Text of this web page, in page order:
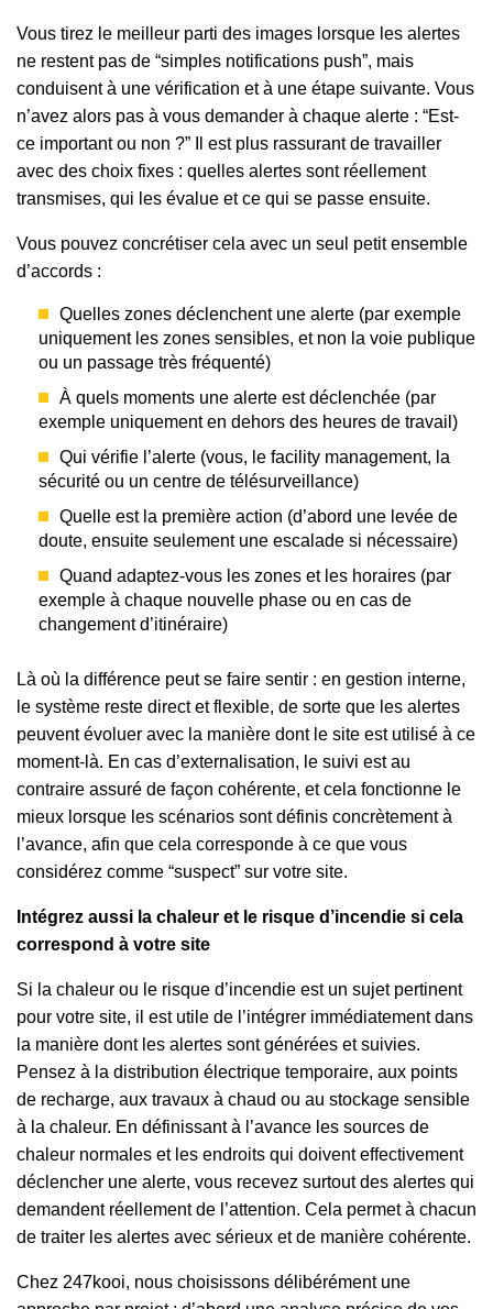
Vous tirez le meilleur parti des images lorsque les alertes
ne restent pas de “simples notifications push”, mais
conduisent à une vérification et à une étape suivante. Vous
n’avez alors pas à vous demander à chaque alerte : “Est-
ce important ou non ?” Il est plus rassurant de travailler
avec des choix fixes : quelles alertes sont réellement
transmises, qui les évalue et ce qui se passe ensuite.
Vous pouvez concrétiser cela avec un seul petit ensemble
d’accords :
Quelles zones déclenchent une alerte (par exemple
uniquement les zones sensibles, et non la voie publique
ou un passage très fréquenté)
À quels moments une alerte est déclenchée (par
exemple uniquement en dehors des heures de travail)
Qui vérifie l’alerte (vous, le facility management, la
sécurité ou un centre de télésurveillance)
Quelle est la première action (d’abord une levée de
doute, ensuite seulement une escalade si nécessaire)
Quand adaptez-vous les zones et les horaires (par
exemple à chaque nouvelle phase ou en cas de
changement d’itinéraire)
Là où la différence peut se faire sentir : en gestion interne,
le système reste direct et flexible, de sorte que les alertes
peuvent évoluer avec la manière dont le site est utilisé à ce
moment-là. En cas d’externalisation, le suivi est au
contraire assuré de façon cohérente, et cela fonctionne le
mieux lorsque les scénarios sont définis concrètement à
l’avance, afin que cela corresponde à ce que vous
considérez comme “suspect” sur votre site.
Intégrez aussi la chaleur et le risque d’incendie si cela
correspond à votre site
Si la chaleur ou le risque d’incendie est un sujet pertinent
pour votre site, il est utile de l’intégrer immédiatement dans
la manière dont les alertes sont générées et suivies.
Pensez à la distribution électrique temporaire, aux points
de recharge, aux travaux à chaud ou au stockage sensible
à la chaleur. En définissant à l’avance les sources de
chaleur normales et les endroits qui doivent effectivement
déclencher une alerte, vous recevez surtout des alertes qui
demandent réellement de l’attention. Cela permet à chacun
de traiter les alertes avec sérieux et de manière cohérente.
Chez 247kooi, nous choisissons délibérément une